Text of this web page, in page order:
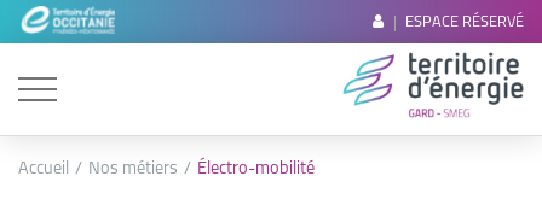
ESPACE RÉSERVÉ
Accueil Nos métiers Électro-mobilité